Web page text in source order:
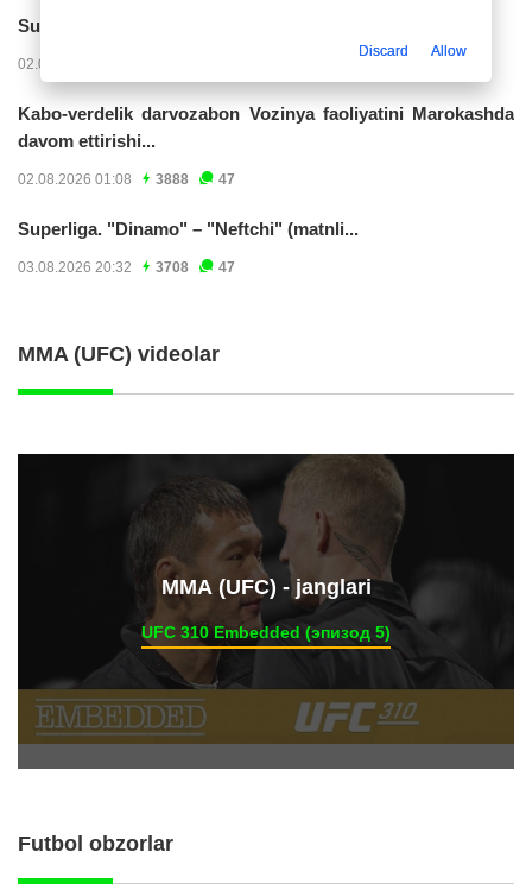
Superliga. “Buxoro” - “Lokomotiv”...
02.08.2026 03:08
Kabo-verdelik darvozabon Vozinya faoliyatini Marokashda
davom ettirishi...
02.08.2026 01:08 3888 47
Superliga. "Dinamo" – "Neftchi" (matnli...
03.08.2026 20:32 3708 47
MMA (UFC) videolar
ММА (UFC) - janglari
UFC 310 Embedded (эпизод 5)
Futbol obzorlar
Discard Allow